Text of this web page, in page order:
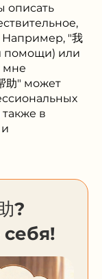
описать
"我
помощи) или
мне
助" может
также в
?